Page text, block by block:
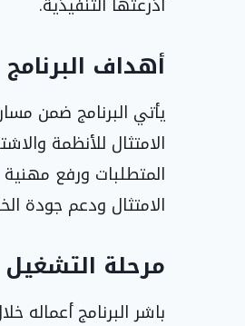
أهداف
يأتي البرنامج ضمن
الامتثال للأنظمة
المتطلبات ورفع
الامتثال ودعم جودة
مرحلة التشغيل